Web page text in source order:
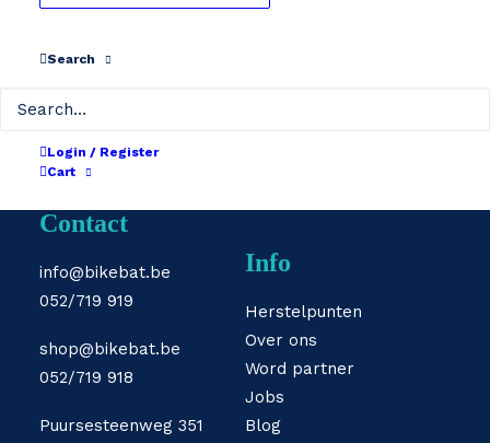
Search
Login / Register
Cart
ZURÜCK ZUM SHOP
Contact
info@bikebat.be
052/719 919
shop@bikebat.be
052/719 918
Puursesteenweg 351
Info
Herstelpunten
Over ons
Word partner
Jobs
Blog